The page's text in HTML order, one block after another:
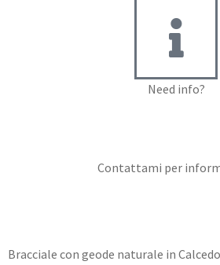
Need info?
Contattami per
Bracciale con geode naturale in